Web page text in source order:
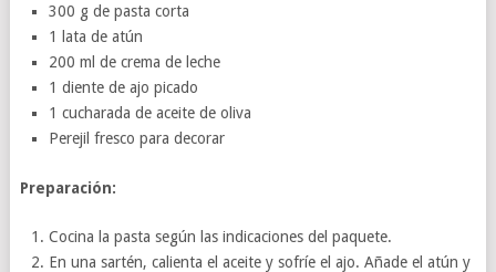
300 g de pasta corta
1 lata de atún
200 ml de crema de leche
1 diente de ajo picado
1 cucharada de aceite de oliva
Perejil fresco para decorar
Preparación:
Cocina la pasta según las indicaciones del paquete.
En una sartén, calienta el aceite y sofríe el ajo. Añade el atún y